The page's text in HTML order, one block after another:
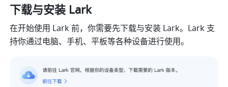
下载与安装 Lark
在开始使用 Lark 前，你需要先下载与安装 Lark。Lark 支
持你通过电脑、手机、平板等各种设备进行使用。